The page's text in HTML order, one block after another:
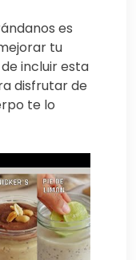
es
tu
incluir esta
disfrutar de
te lo